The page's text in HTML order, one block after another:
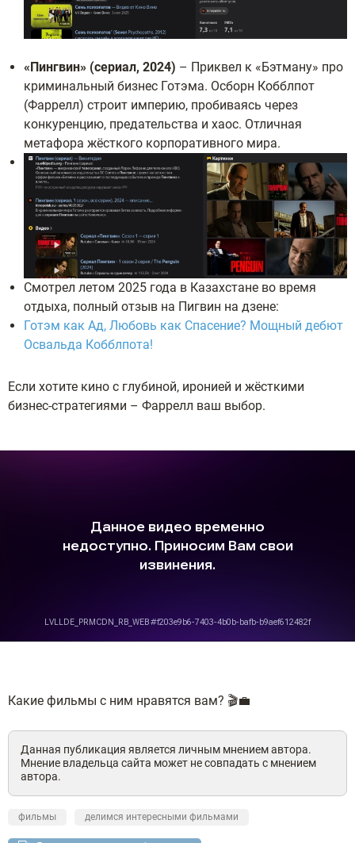
«Пингвин» (сериал, 2024) – Приквел к «Бэтману» про
криминальный бизнес Готэма. Осборн Кобблпот
(Фаррелл) строит империю, пробиваясь через
конкуренцию, предательства и хаос. Отличная
метафора жёсткого корпоративного мира.
Смотрел летом 2025 года в Казахстане во время
отдыха, полный отзыв на Пигвин на дзене:
Готэм как Ад, Любовь как Спасение? Мощный дебют
Освальда Кобблпота!
Если хотите кино с глубиной, иронией и жёсткими
бизнес-стратегиями – Фаррелл ваш выбор.
Какие фильмы с ним нравятся вам? 🎬💼
Данная публикация является личным мнением автора.
Мнение владельца сайта может не совпадать с мнением
автора.
фильмы делимся интересными фильмами